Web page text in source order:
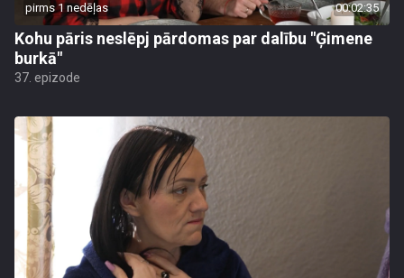
pirms 1 nedēļas 00:02:35
Kohu pāris neslēpj pārdomas par dalību "Ģimene
burkā"
37. epizode